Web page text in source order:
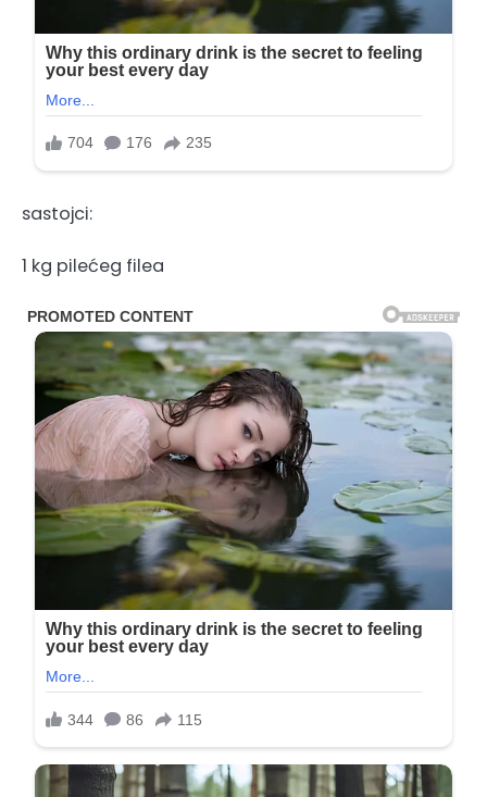
sastojci:
1 kg pilećeg filea